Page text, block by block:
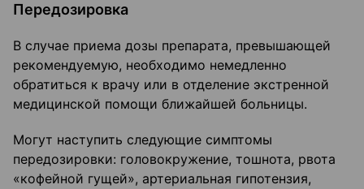
Передозировка
В случае приема дозы препарата, превышающей
рекомендуемую, необходимо немедленно
обратиться к врачу или в отделение экстренной
медицинской помощи ближайшей больницы.
Могут наступить следующие симптомы
передозировки: головокружение, тошнота, рвота
«кофейной гущей», артериальная гипотензия,